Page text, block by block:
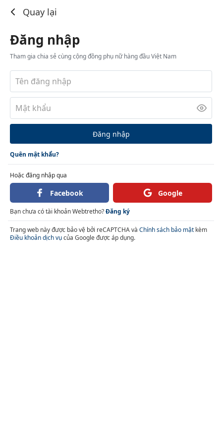
Quay lại
Đăng nhập
Tham gia chia sẻ cùng cộng đồng phụ nữ hàng đầu Việt Nam
Đăng nhập
Quên mật khẩu?
Hoặc đăng nhập qua
Facebook Google
Bạn chưa có tài khoản Webtretho?Đăng ký
Trang web này được bảo vệ bởi reCAPTCHA và Chính sách bảo mật kèm
Điều khoản dịch vụcủa Google được áp dụng.